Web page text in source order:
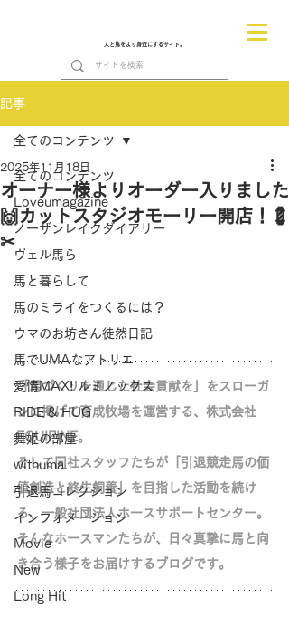
人と馬をより身近にするサイト。
記事
全てのコンテンツ
Loveumagazine
ノーザンレイクダイアリー
ヴェル馬ら
馬と暮らして
馬のミライをつくるには？
ウマのお坊さん徒然日記
馬でUMAなアトリエ
愛情MAX! ルミノックス
RIDE & HUG
舞姫の部屋
withuma.
引退馬コレクション
インフォメーション
Movie
New
Long Hit
全てのコンテンツ
オーナー様よりオーダー入りました
🙌カットスタジオモーリー開店！💈
✂
2025年11月18日
「馬づくりを通じた社会貢献を」をスローガ
ンに掲げて育成牧場を運営する、株式会社
EQUIFINE。
そして同社スタッフたちが「 引退競走馬の価
値創造と終生飼養」を目指した活動を続け
る、一般社団法人ホースサポートセンター。
そんなホースマンたちが、日々真摯に馬と向
き合う様子をお届けするブログです。